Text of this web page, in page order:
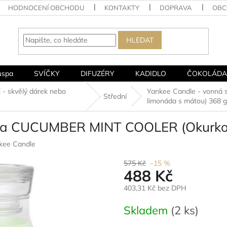
HODNOCENÍ OBCHODU KONTAKTY DOPRAVA
HLEDAT
SVÍČKY DIFUZÉRY KADIDLO ČOKOLÁDA
- skvělý dárek nebo
Střední
Yankee Candle - vonná
limonáda s mátou) 368 g
CUCUMBER MINT COOLER
Candle
575 Kč –15 %
488 Kč
403,31 Kč bez DPH
cena:
Skladem (2 ks)